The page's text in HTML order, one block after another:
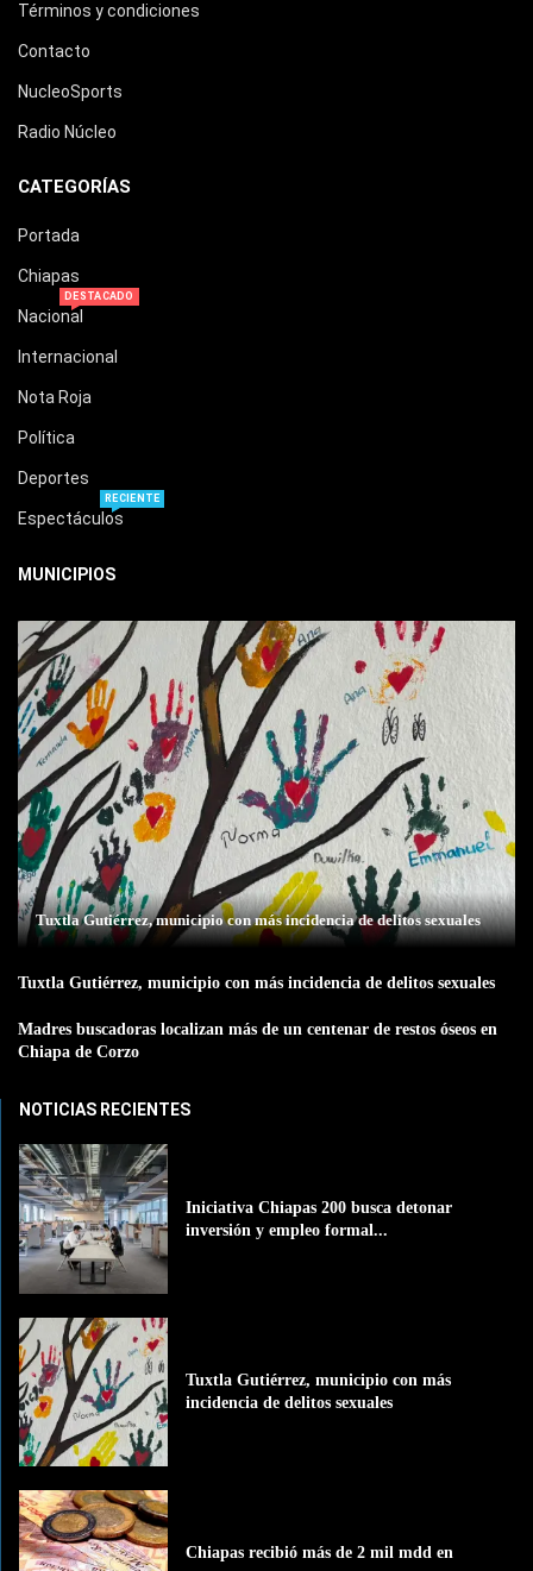
Términos y condiciones
Contacto
NucleoSports
Radio Núcleo
CATEGORÍAS
Portada
Chiapas
Nacional
DESTACADO
Internacional
Nota Roja
Política
Deportes
Espectáculos
RECIENTE
MUNICIPIOS
Tuxtla Gutiérrez, municipio con más incidencia de delitos sexuales
Tuxtla Gutiérrez, municipio con más incidencia de delitos sexuales
Madres buscadoras localizan más de un centenar de restos óseos en
Chiapa de Corzo
NOTICIAS RECIENTES
Iniciativa Chiapas 200 busca detonar
inversión y empleo formal...
Tuxtla Gutiérrez, municipio con más
incidencia de delitos sexuales
Chiapas recibió más de 2 mil mdd en